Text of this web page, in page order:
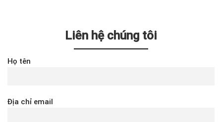
Liên hệ chúng tôi
Họ tên
Địa chỉ email